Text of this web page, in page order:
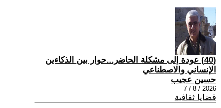
(40) عودة إلى مشكلة الحاضر...حوار بين الذكاءين
الإنساني والاصطناعي
حسين عجيب
2026 / 8 / 7
قضايا ثقافية